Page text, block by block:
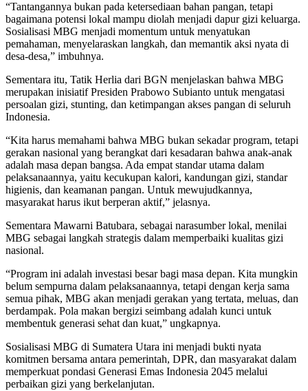
“Tantangannya bukan pada ketersediaan bahan pangan, tetapi
bagaimana potensi lokal mampu diolah menjadi dapur gizi keluarga.
Sosialisasi MBG menjadi momentum untuk menyatukan
pemahaman, menyelaraskan langkah, dan memantik aksi nyata di
desa-desa,” imbuhnya.
Sementara itu, Tatik Herlia dari BGN menjelaskan bahwa MBG
merupakan inisiatif Presiden Prabowo Subianto untuk mengatasi
persoalan gizi, stunting, dan ketimpangan akses pangan di seluruh
Indonesia.
“Kita harus memahami bahwa MBG bukan sekadar program, tetapi
gerakan nasional yang berangkat dari kesadaran bahwa anak-anak
adalah masa depan bangsa. Ada empat standar utama dalam
pelaksanaannya, yaitu kecukupan kalori, kandungan gizi, standar
higienis, dan keamanan pangan. Untuk mewujudkannya,
masyarakat harus ikut berperan aktif,” jelasnya.
Sementara Mawarni Batubara, sebagai narasumber lokal, menilai
MBG sebagai langkah strategis dalam memperbaiki kualitas gizi
nasional.
“Program ini adalah investasi besar bagi masa depan. Kita mungkin
belum sempurna dalam pelaksanaannya, tetapi dengan kerja sama
semua pihak, MBG akan menjadi gerakan yang tertata, meluas, dan
berdampak. Pola makan bergizi seimbang adalah kunci untuk
membentuk generasi sehat dan kuat,” ungkapnya.
Sosialisasi MBG di Sumatera Utara ini menjadi bukti nyata
komitmen bersama antara pemerintah, DPR, dan masyarakat dalam
memperkuat pondasi Generasi Emas Indonesia 2045 melalui
perbaikan gizi yang berkelanjutan.